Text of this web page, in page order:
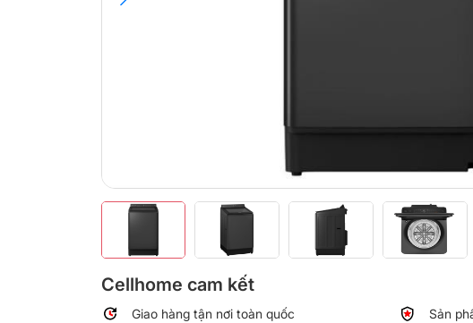
Cellhome cam kết
Giao hàng tận nơi toàn quốc Sản